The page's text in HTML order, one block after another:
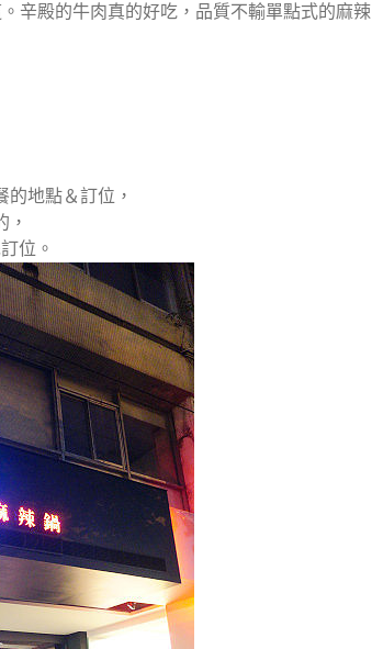
辛殿的牛肉真的好吃，品質不輸單點式的麻辣
的地點＆訂位，
，
位。